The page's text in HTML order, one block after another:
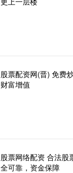
股票配资网(晋) 免费
财富增值
股票网络配资 合法股
全可靠，资金保障